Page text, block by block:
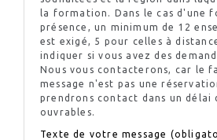
la formation. Dans le cas d'une
présence, un minimum de 12
est exigé, 5 pour celles à
indiquer si vous avez des
Nous vous contacterons, car le
message n'est pas une
prendrons contact dans un délai
ouvrables.
Texte de votre message